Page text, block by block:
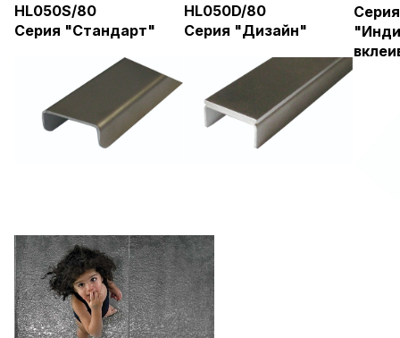
HL050S/80
Серия "Стандарт"
HL050D/80
Серия "Дизайн"
Серия